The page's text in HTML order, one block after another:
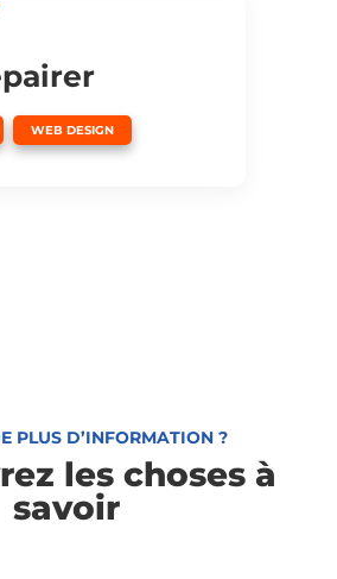
,
WEB DESIGN
PLUS D’INFORMATION ?
les choses à
savoir